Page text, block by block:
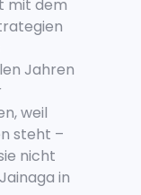
mit dem
Jahren
weil
steht –
nicht
in